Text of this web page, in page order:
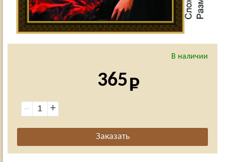
В наличии
365
+